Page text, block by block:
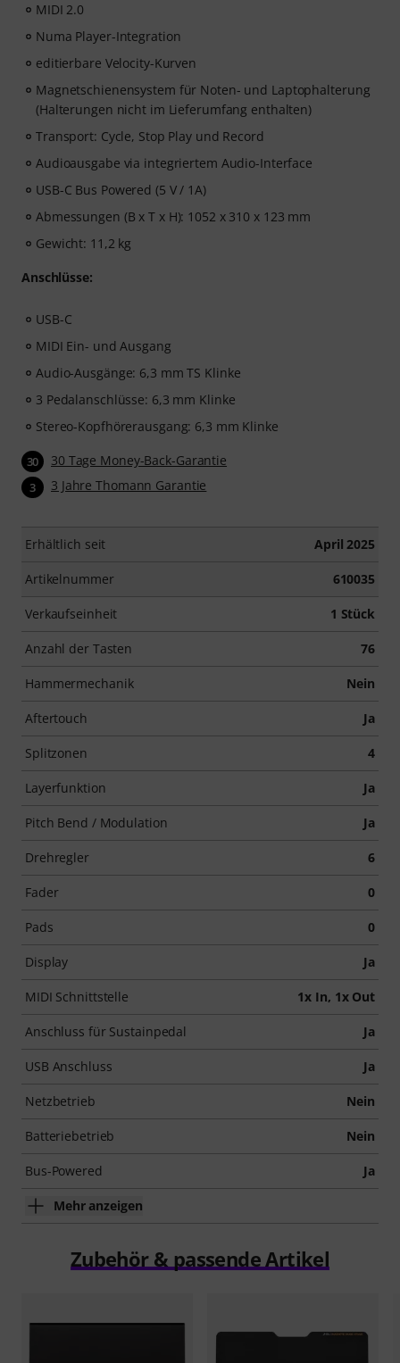
MIDI 2.0
Numa Player-Integration
editierbare Velocity-Kurven
Magnetschienensystem für Noten- und Laptophalterung
(Halterungen nicht im Lieferumfang enthalten)
Transport: Cycle, Stop Play und Record
Audioausgabe via integriertem Audio-Interface
USB-C Bus Powered (5 V / 1A)
Abmessungen (B x T x H): 1052 x 310 x 123 mm
Gewicht: 11,2 kg
Anschlüsse:
USB-C
MIDI Ein- und Ausgang
Audio-Ausgänge: 6,3 mm TS Klinke
3 Pedalanschlüsse: 6,3 mm Klinke
Stereo-Kopfhörerausgang: 6,3 mm Klinke
30 30 Tage Money-Back-Garantie
3 3 Jahre Thomann Garantie
Erhältlich seit April 2025
Artikelnummer 610035
Verkaufseinheit 1 Stück
Anzahl der Tasten 76
Hammermechanik Nein
Aftertouch Ja
Splitzonen 4
Layerfunktion Ja
Pitch Bend / Modulation Ja
Drehregler 6
Fader 0
Pads 0
Display Ja
MIDI Schnittstelle 1x In, 1x Out
Anschluss für Sustainpedal Ja
USB Anschluss Ja
Netzbetrieb Nein
Batteriebetrieb Nein
Bus-Powered Ja
Mehr anzeigen
Zubehör & passende Artikel